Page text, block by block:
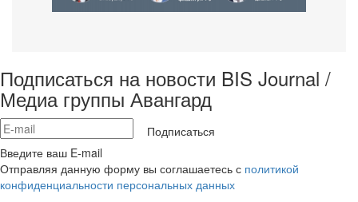
Подписаться на новости BIS Journal /
Медиа группы Авангард
Подписаться
Введите ваш E-mail
Отправляя данную форму вы соглашаетесь с политикой
конфиденциальности персональных данных